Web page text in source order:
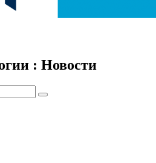
: Новости